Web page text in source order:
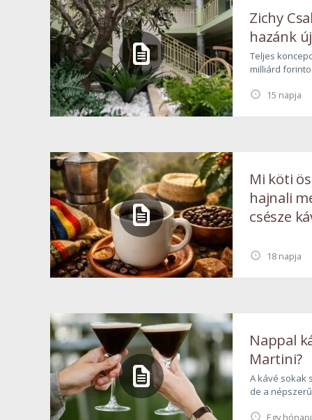
15 napja
Zichy
hazánk
Teljes
milliárd
kapuit a Tolna
18 napja
Mi köti
hajnali
csésze
Egy
Nappal
Martini?
A kávé sokak
de a